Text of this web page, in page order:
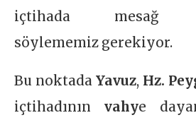
içtihada mesağ
söylememiz gerekiyor.
Bu noktadaYavuz, Hz.
içtihadınınvahye